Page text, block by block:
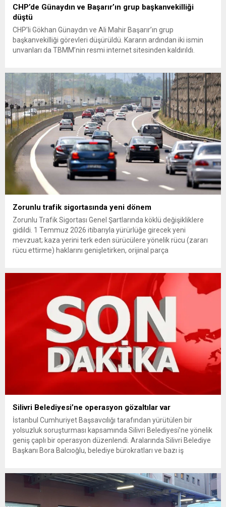
CHP’de Günaydın ve Başarır’ın grup başkanvekilliği
düştü
CHP’li Gökhan Günaydın ve Ali Mahir Başarır’ın grup
başkanvekilliği görevleri düşürüldü. Kararın ardından iki ismin
unvanları da TBMM’nin resmi internet sitesinden kaldırıldı.
çıkarma cezası uygulanmak üzere Yüksek Disiplin Kurulu’na
(YDK) sevk edilen ve partideki tüm görevlerinden...
Zorunlu trafik sigortasında yeni dönem
Zorunlu Trafik Sigortası Genel Şartlarında köklü değişikliklere
gidildi. 1 Temmuz 2026 itibarıyla yürürlüğe girecek yeni
mevzuat; kaza yerini terk eden sürücülere yönelik rücu (zararı
rücu ettirme) haklarını genişletirken, orijinal parça
getiriyor. Hazine Müsteşarlığına bağlı ilgili kurumlarca...
Silivri Belediyesi’ne operasyon gözaltılar var
İstanbul Cumhuriyet Başsavcılığı tarafından yürütülen bir
yolsuzluk soruşturması kapsamında Silivri Belediyesi’ne yönelik
geniş çaplı bir operasyon düzenlendi. Aralarında Silivri Belediye
Başkanı Bora Balcıoğlu, belediye bürokratları ve bazı iş
inceleme ve arama çalışmaları devam ediyor. İstanbul’da...